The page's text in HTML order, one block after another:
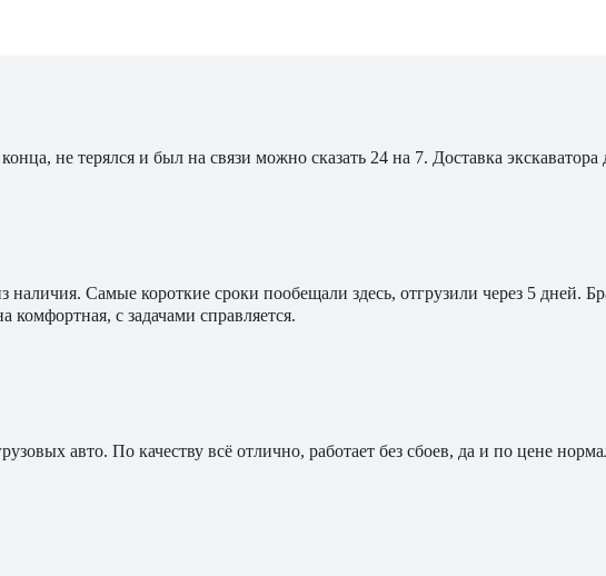
не терялся и был на связи можно сказать 24 на 7. Доставка
Самые короткие сроки пообещали здесь, отгрузили через 5 дней.
комфортная, с задачами справляется.
авто. По качеству всё отлично, работает без сбоев, да и по цене